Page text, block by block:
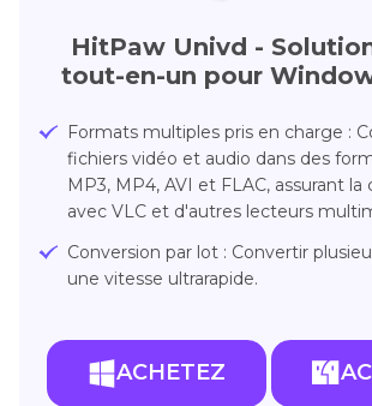
HitPaw Univd -
tout-en-un pour
Formats multiples pris en charge :
fichiers vidéo et audio dans des
MP3, MP4, AVI et FLAC, assurant
avec VLC et d'autres lecteurs
Conversion par lot : Convertir
une vitesse ultrarapide.
ACHETEZ